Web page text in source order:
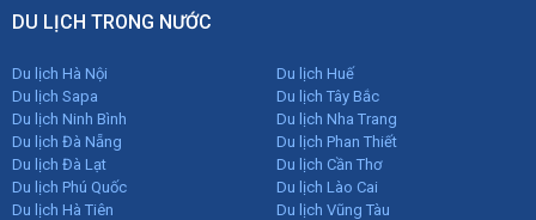
DU LỊCH TRONG NƯỚC
Du lịch Hà Nội
Du lịch Sapa
Du lịch Ninh Bình
Du lịch Đà Nẵng
Du lịch Đà Lạt
Du lịch Phú Quốc
Du lịch Hà Tiên
Du lịch Huế
Du lịch Tây Bắc
Du lịch Nha Trang
Du lịch Phan Thiết
Du lịch Cần Thơ
Du lịch Lào Cai
Du lịch Vũng Tàu